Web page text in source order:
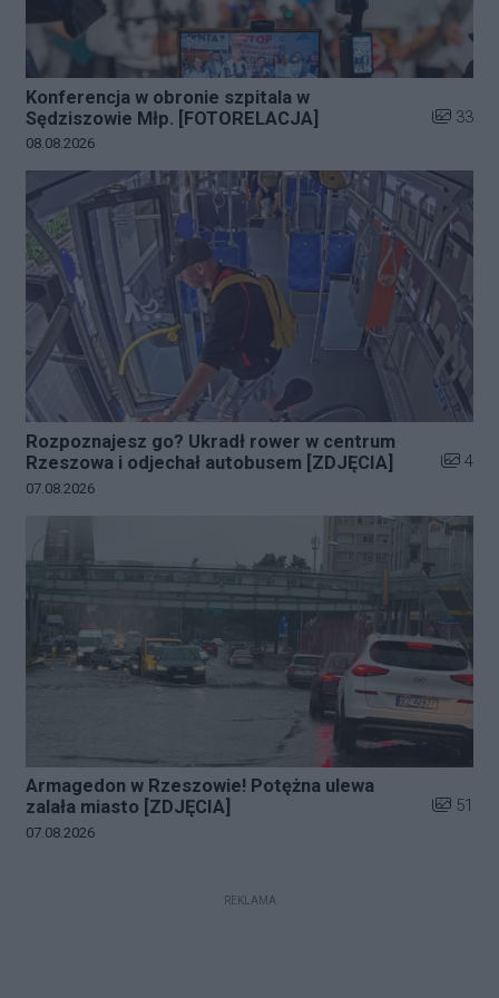
Konferencja w obronie szpitala w
Sędziszowie Młp. [FOTORELACJA]
Liczba
33
Data dodania galerii:
08.08.2026
Rozpoznajesz go? Ukradł rower w centrum
Rzeszowa i odjechał autobusem [ZDJĘCIA]
Liczba
4
Data dodania galerii:
07.08.2026
Armagedon w Rzeszowie! Potężna ulewa
zalała miasto [ZDJĘCIA]
Liczba
51
Data dodania galerii:
07.08.2026
REKLAMA